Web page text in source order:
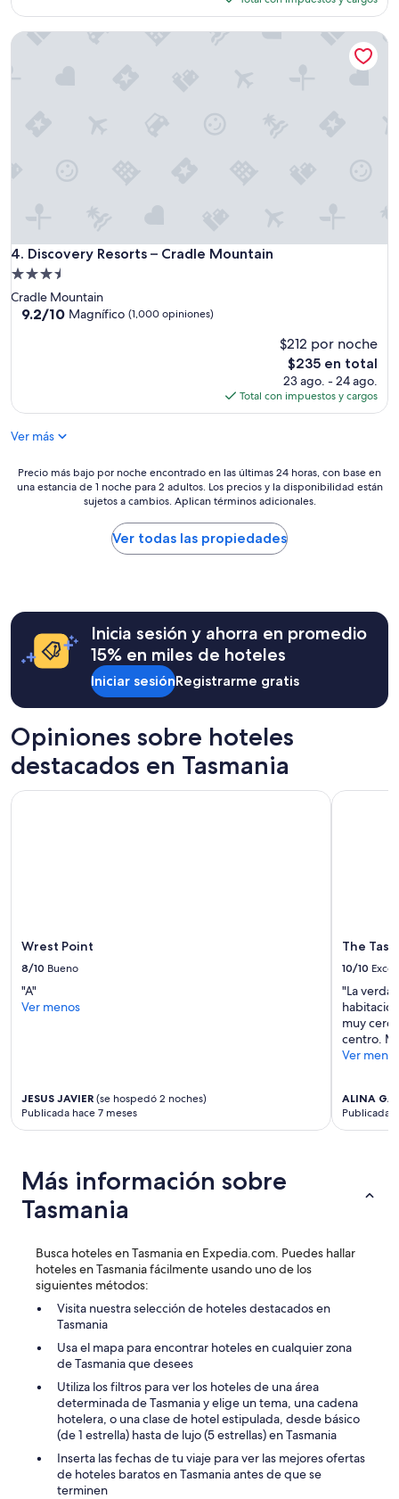
”
ó
f
r
p
e
es
de
4. Discovery Resorts – Cradle Mountain
Discovery Resorts – Cradle Mountain
Propiedad
de
3.5
Cradle Mountain
9.2
9.2/10 Magnífico (1,000 opiniones)
$212 por noche
El
precio
actual
es
$235 en total
23 ago. - 24 ago.
Total con impuestos y cargos
Discovery Resorts – Cradle Mountain
Ver más
Precio
más
24
horas,
base
una
estancia
de
1
noche
para
2
cambios.
Aplican
términos
adicionales.
Precio más bajo por noche encontrado en las últimas 24 horas, con base en
una estancia de 1 noche para 2 adultos. Los precios y la disponibilidad están
sujetos a cambios. Aplican términos adicionales.
Ver todas las propiedades
Inicia sesión y ahorra en promedio
15% en miles de hoteles
Iniciar sesiónRegistrarme gratis
Opiniones sobre hoteles
destacados en Tasmania
Wrest Point
8/10 Bueno
"A"
Ver menos
JESUS JAVIER (se hospedó 2 noches)
Publicada hace 7 meses
Wrest Point
The
10/10
"La
muy
centro.
Ver
ALINA
Publicada
The
Más información sobre
Tasmania
Busca hoteles en Tasmania en Expedia.com. Puedes hallar
hoteles en Tasmania fácilmente usando uno de los
siguientes métodos:
Visita nuestra selección de hoteles destacados en
Tasmania
Usa el mapa para encontrar hoteles en cualquier zona
de Tasmania que desees
Utiliza los filtros para ver los hoteles de una área
determinada de Tasmania y elige un tema, una cadena
hotelera, o una clase de hotel estipulada, desde básico
(de 1 estrella) hasta de lujo (5 estrellas) en Tasmania
Inserta las fechas de tu viaje para ver las mejores ofertas
de hoteles baratos en Tasmania antes de que se
terminen